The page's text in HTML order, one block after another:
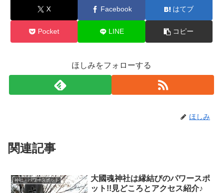
X Facebook はてブ
Pocket LINE コピー
ほしみをフォローする
ほしみ
関連記事
神社・パワースポット
大國魂神社は縁結びのパワースポ
ット!!見どころとアクセス紹介♪